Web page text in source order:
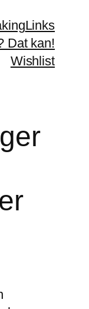
Links
Dat kan!
Wishlist